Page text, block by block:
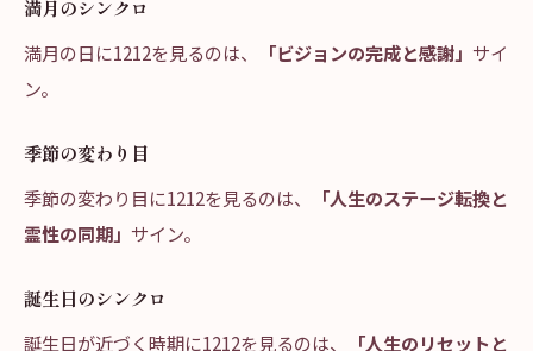
満月のシンクロ
満月の日に1212を見るのは、
「ビジョンの完成と感謝」 サイ
ン。
季節の変わり目
季節の変わり目に1212を見るのは、
「人生のステージ転換と
霊性の同期」 サイン。
誕生日のシンクロ
誕生日が近づく時期に1212を見るのは、
「人生のリセットと